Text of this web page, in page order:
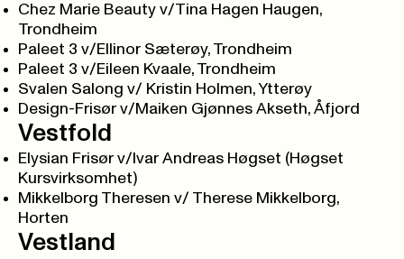
Chez Marie Beauty v/Tina Hagen Haugen,
Trondheim
Paleet 3 v/Ellinor Sæterøy, Trondheim
Paleet 3 v/Eileen Kvaale, Trondheim
Svalen Salong v/ Kristin Holmen, Ytterøy
Design-Frisør v/Maiken Gjønnes Akseth, Åfjord
Vestfold
Elysian Frisør v/Ivar Andreas Høgset (Høgset
Kursvirksomhet)
Mikkelborg Theresen v/ Therese Mikkelborg,
Horten
Vestland